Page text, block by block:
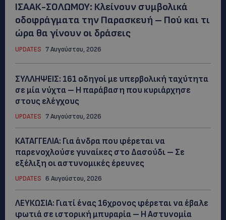
ΙΣΑΑΚ-ΣΟΛΩΜΟΥ: Κλείνουν συμβολικά
οδοφράγματα την Παρασκευή – Πού και τι
ώρα θα γίνουν οι δράσεις
UPDATES 7 Αυγούστου, 2026
ΣΥΛΛΗΨΕΙΣ: 161 οδηγοί με υπερβολική ταχύτητα
σε μία νύχτα – Η παράβαση που κυριάρχησε
στους ελέγχους
UPDATES 7 Αυγούστου, 2026
ΚΑΤΑΓΓΕΛΙΑ: Για άνδρα που φέρεται να
παρενοχλούσε γυναίκες στο Δασούδι – Σε
εξέλιξη οι αστυνομικές έρευνες
UPDATES 6 Αυγούστου, 2026
ΛΕΥΚΩΣΙΑ: Γιατί ένας 16χρονος φέρεται να έβαλε
φωτιά σε ιστορική μπυραρία – Η Αστυνομία